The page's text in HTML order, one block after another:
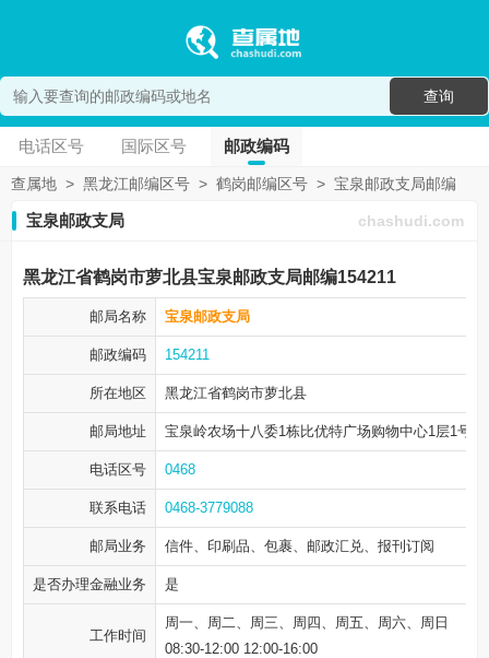
查询
电话区号 国际区号 邮政编码
查属地 > 黑龙江邮编区号 > 鹤岗邮编区号 > 宝泉邮政支局邮编
宝泉邮政支局 chashudi.com
黑龙江省鹤岗市萝北县宝泉邮政支局邮编154211
邮局名称 宝泉邮政支局
邮政编码 154211
所在地区 黑龙江省鹤岗市萝北县
邮局地址 宝泉岭农场十八委1栋比优特广场购物中心1层1号2
电话区号 0468
联系电话 0468-3779088
邮局业务 信件、印刷品、包裹、邮政汇兑、报刊订阅
是否办理金融业务 是
工作时间
周一、周二、周三、周四、周五、周六、周日
08:30-12:00 12:00-16:00